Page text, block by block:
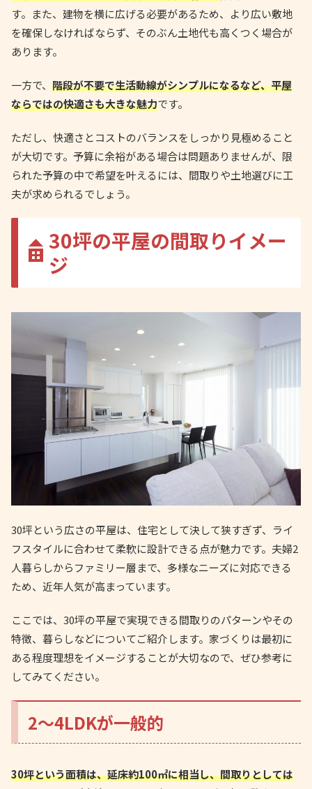
す。また、建物を横に広げる必要があるため、より広い敷地
を確保しなければならず、そのぶん土地代も高くつく場合が
あります。
一方で、 階段が不要で生活動線がシンプルになるなど、平屋
ならではの快適さも大きな魅力です。
ただし、快適さとコストのバランスをしっかり見極めること
が大切です。予算に余裕がある場合は問題ありませんが、限
られた予算の中で希望を叶えるには、間取りや土地選びに工
夫が求められるでしょう。
30坪の平屋の間取りイメー
ジ
30坪という広さの平屋は、住宅として決して狭すぎず、ライ
フスタイルに合わせて柔軟に設計できる点が魅力です。夫婦2
人暮らしからファミリー層まで、多様なニーズに対応できる
ため、近年人気が高まっています。
ここでは、30坪の平屋で実現できる間取りのパターンやその
特徴、暮らしなどについてご紹介します。家づくりは最初に
ある程度理想をイメージすることが大切なので、ぜひ参考に
してみてください。
2〜4LDKが一般的
30坪という面積は、延床約100㎡に相当し、間取りとしては